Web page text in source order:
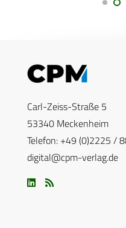
Carl-Zeiss-Straße 5
53340 Meckenheim
Telefon: +49 (0)2225 /
digital@cpm-verlag.de